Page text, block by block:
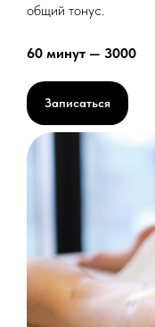
общий тонус.
60 минут — 3000
Записаться